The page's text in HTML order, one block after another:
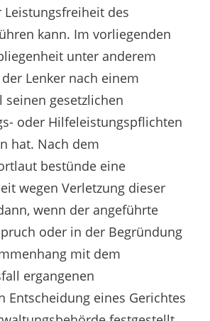
Leistungsfreiheit des
kann. Im vorliegenden
unter anderem
Lenker nach einem
seinen gesetzlichen
oder Hilfeleistungspflichten
hat. Nach dem
bestünde eine
wegen Verletzung dieser
wenn der angeführte
oder in der Begründung
mit dem
ergangenen
Entscheidung eines Gerichtes